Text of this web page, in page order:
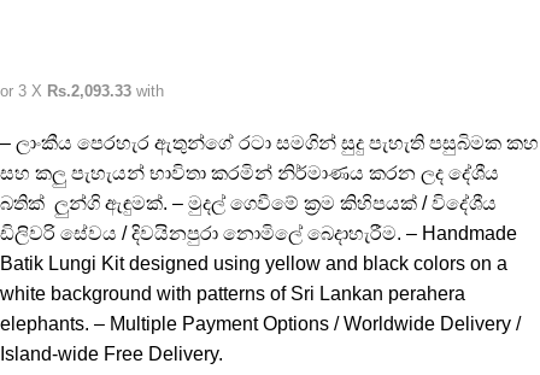
or 3 X Rs.2,093.33 with
– ලාංකීය පෙරහැර ඇතුන්ගේ රටා සමගින් සුදු පැහැති පසුබිමක කහ
සහ කලු පැහැයන් භාවිතා කරමින් නිර්මාණය කරන ලද දේශීය
බතික් ලුන්ගි ඇඳුමක්. – මුදල් ගෙවීමේ ක්‍රම කිහිපයක් / විදේශීය
ඩිලිවරි සේවය / දිවයිනපුරා නොමිලේ බෙදාහැරීම. – Handmade
Batik Lungi Kit designed using yellow and black colors on a
white background with patterns of Sri Lankan perahera
elephants. – Multiple Payment Options / Worldwide Delivery /
Island-wide Free Delivery.